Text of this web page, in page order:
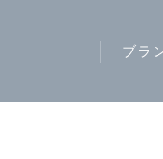
ブラ